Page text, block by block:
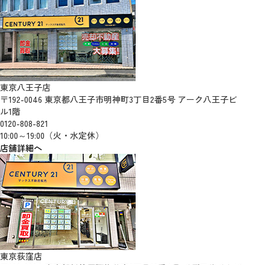
東京八王子店
〒192-0046 東京都八王子市明神町3丁目2番5号 アーク八王子ビ
ル1階
0120-808-821
10:00～19:00（火・水定休）
店舗詳細へ
東京荻窪店